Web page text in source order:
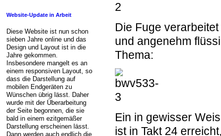
Website-Update in Arbeit
Diese Website ist nun schon
sieben Jahre online und das
Design und Layout ist in die
Jahre gekommen.
Insbesondere mangelt es an
einem responsiven Layout, so
dass die Darstellung auf
mobilen Endgeräten zu
Wünschen übrig lässt. Daher
wurde mit der Überarbeitung
der Seite begonnen, die sie
bald in einem ezitgemäßer
Darstellung erscheinen lässt.
Dann werden auch endlich die
Die Fuge
und angenehm
Thema:
Ein in gewisser
ist in Takt 24